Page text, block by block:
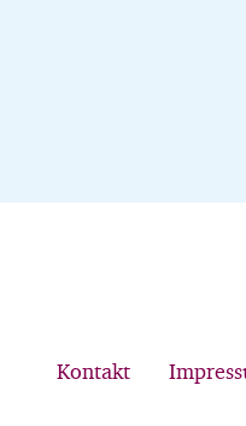
Kontakt